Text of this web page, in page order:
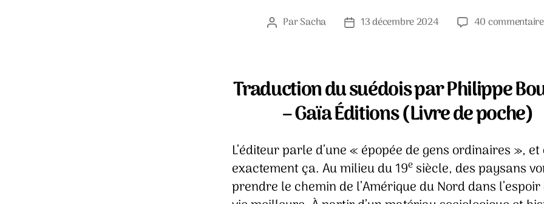
Auteur
ParSacha
Date13 décembre 2024 40
Traduction du suédois par Philippe
– Gaïa Éditions (Livre de poche)
L’éditeur parle d’une « épopée de gens ordinaires », et
exactement ça. Au milieu du 19esiècle, des paysans
prendre le chemin de l’Amérique du Nord dans l’espoir